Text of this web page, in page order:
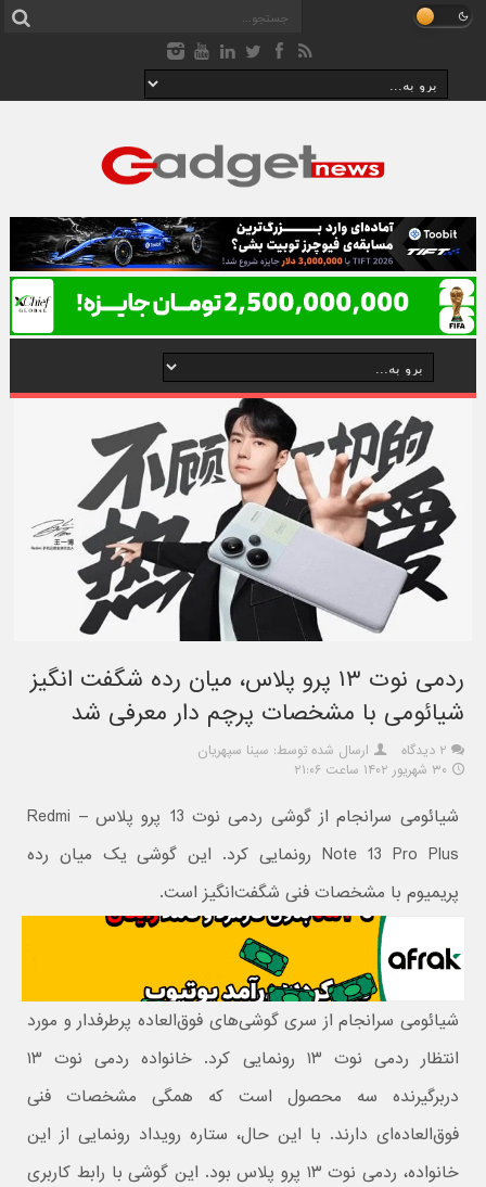
ردمی نوت ۱۳ پرو پلاس، میان رده شگفت انگیز
شیائومی با مشخصات پرچم دار معرفی شد
۲ دیدگاه
ارسال شده توسط: سینا سپهریان
۳۰ شهریور ۱۴۰۲ ساعت ۲۱:۰۶
شیائومی سرانجام از گوشی ردمی نوت 13 پرو پلاس – Redmi
Note 13 Pro Plus رونمایی کرد. این گوشی یک میان رده
پریمیوم با مشخصات فنی شگفت‌انگیز است.
شیائومی سرانجام از سری گوشی‌های فوق‌العاده پرطرفدار و مورد
انتظار ردمی نوت ۱۳ رونمایی کرد. خانواده ردمی نوت ۱۳
دربرگیرنده سه محصول است که همگی مشخصات فنی
فوق‌العاده‌ای دارند. با این حال، ستاره رویداد رونمایی از این
خانواده، ردمی نوت ۱۳ پرو پلاس بود. این گوشی با رابط کاربری